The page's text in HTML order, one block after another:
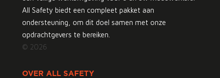
All Safety biedt een compleet pakket aan
ondersteuning, om dit doel samen met onze
opdrachtgevers te bereiken.
© 2026
OVER ALL SAFETY